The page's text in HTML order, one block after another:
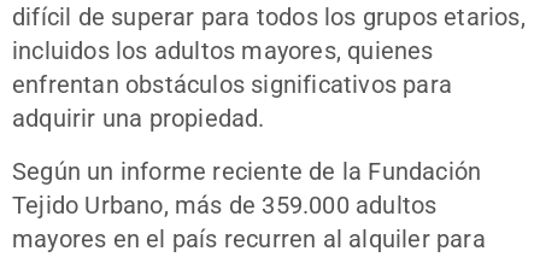
difícil de superar para todos los grupos etarios,
incluidos los adultos mayores, quienes
enfrentan obstáculos significativos para
adquirir una propiedad.
Según un informe reciente de la Fundación
Tejido Urbano, más de 359.000 adultos
mayores en el país recurren al alquiler para